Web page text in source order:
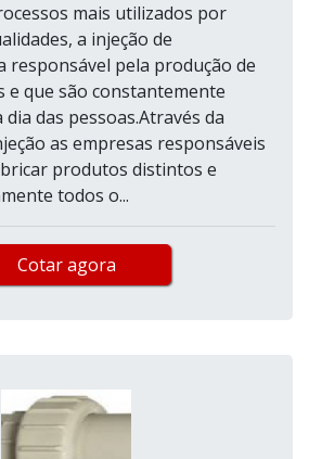
mais utilizados por
a injeção de
responsável pela produção de
e que são constantemente
das pessoas.Através da
as empresas responsáveis
produtos distintos e
todos o...
Cotar agora